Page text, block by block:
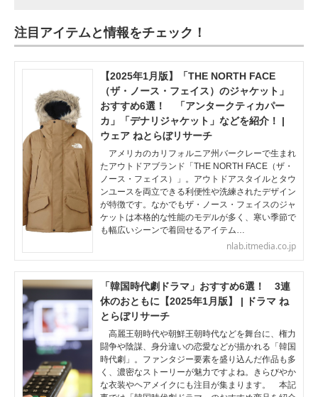
注目アイテムと情報をチェック！
【2025年1月版】「THE NORTH FACE
（ザ・ノース・フェイス）のジャケット」
おすすめ6選！ 「アンタークティカパー
カ」「デナリジャケット」などを紹介！ |
ウェア ねとらぼリサーチ
アメリカのカリフォルニア州バークレーで生まれ
たアウトドアブランド「THE NORTH FACE（ザ・
ノース・フェイス）」。アウトドアスタイルとタウ
ンユースを両立できる利便性や洗練されたデザイン
が特徴です。なかでもザ・ノース・フェイスのジャ
ケットは本格的な性能のモデルが多く、寒い季節で
も幅広いシーンで着回せるアイテム…
nlab.itmedia.co.jp
「韓国時代劇ドラマ」おすすめ6選！ 3連
休のおともに【2025年1月版】 | ドラマ ね
とらぼリサーチ
高麗王朝時代や朝鮮王朝時代などを舞台に、権力
闘争や陰謀、身分違いの恋愛などが描かれる「韓国
時代劇」。ファンタジー要素を盛り込んだ作品も多
く、濃密なストーリーが魅力ですよね。きらびやか
な衣装やヘアメイクにも注目が集まります。 本記